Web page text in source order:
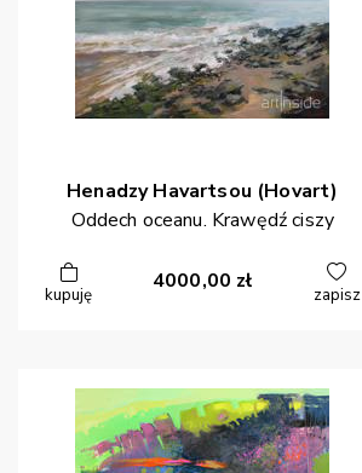
Henadzy Havartsou (Hovart)
Oddech oceanu. Krawędź ciszy
kupuję
4000,00 zł
zapisz